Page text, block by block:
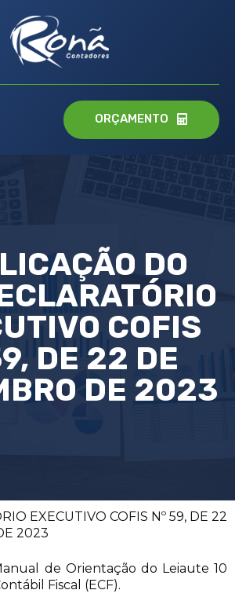
ORÇAMENTO
DO
COFIS
DE 22 DE
DE 2023
EXECUTIVO COFIS Nº 59, DE 22
2023
de Orientação do Leiaute 10
Fiscal (ECF).